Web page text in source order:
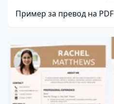
Пример за превод на PDF